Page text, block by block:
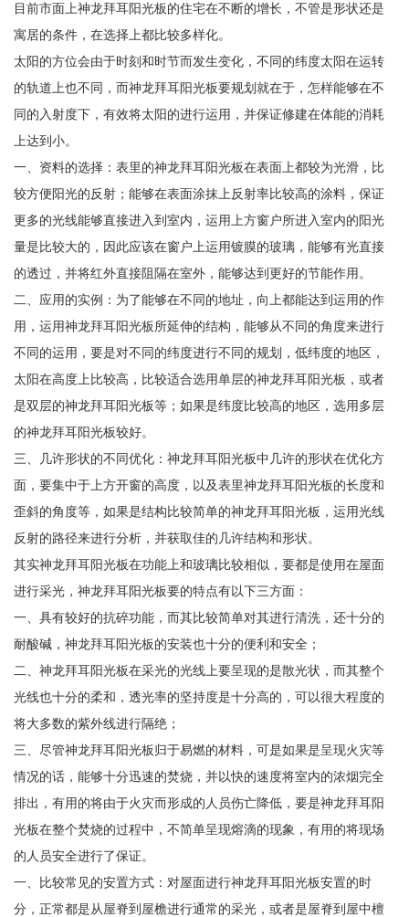
目前市面上神龙拜耳阳光板的住宅在不断的增长，不管是形状还是
寓居的条件，在选择上都比较多样化。
太阳的方位会由于时刻和时节而发生变化，不同的纬度太阳在运转
的轨道上也不同，而神龙拜耳阳光板要规划就在于，怎样能够在不
同的入射度下，有效将太阳的进行运用，并保证修建在体能的消耗
上达到小。
一、资料的选择：表里的神龙拜耳阳光板在表面上都较为光滑，比
较方便阳光的反射；能够在表面涂抹上反射率比较高的涂料，保证
更多的光线能够直接进入到室内，运用上方窗户所进入室内的阳光
量是比较大的，因此应该在窗户上运用镀膜的玻璃，能够有光直接
的透过，并将红外直接阻隔在室外，能够达到更好的节能作用。
二、应用的实例：为了能够在不同的地址，向上都能达到运用的作
用，运用神龙拜耳阳光板所延伸的结构，能够从不同的角度来进行
不同的运用，要是对不同的纬度进行不同的规划，低纬度的地区，
太阳在高度上比较高，比较适合选用单层的神龙拜耳阳光板，或者
是双层的神龙拜耳阳光板等；如果是纬度比较高的地区，选用多层
的神龙拜耳阳光板较好。
三、几许形状的不同优化：神龙拜耳阳光板中几许的形状在优化方
面，要集中于上方开窗的高度，以及表里神龙拜耳阳光板的长度和
歪斜的角度等，如果是结构比较简单的神龙拜耳阳光板，运用光线
反射的路径来进行分析，并获取佳的几许结构和形状。
其实神龙拜耳阳光板在功能上和玻璃比较相似，要都是使用在屋面
进行采光，神龙拜耳阳光板要的特点有以下三方面：
一、具有较好的抗碎功能，而其比较简单对其进行清洗，还十分的
耐酸碱，神龙拜耳阳光板的安装也十分的便利和安全；
二、神龙拜耳阳光板在采光的光线上要呈现的是散光状，而其整个
光线也十分的柔和，透光率的坚持度是十分高的，可以很大程度的
将大多数的紫外线进行隔绝；
三、尽管神龙拜耳阳光板归于易燃的材料，可是如果是呈现火灾等
情况的话，能够十分迅速的焚烧，并以快的速度将室内的浓烟完全
排出，有用的将由于火灾而形成的人员伤亡降低，要是神龙拜耳阳
光板在整个焚烧的过程中，不简单呈现熔滴的现象，有用的将现场
的人员安全进行了保证。
一、比较常见的安置方式：对屋面进行神龙拜耳阳光板安置的时
分，正常都是从屋脊到屋檐进行通常的采光，或者是屋脊到屋中檀